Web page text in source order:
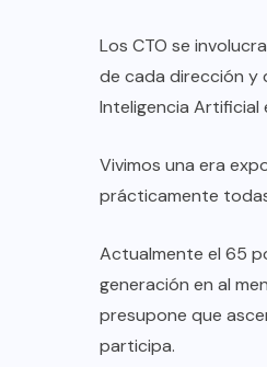
Los CTO se
de cada dirección y
Inteligencia Artificial
Vivimos una era
prácticamente
Actualmente el 65
generación en al
presupone que
participa.